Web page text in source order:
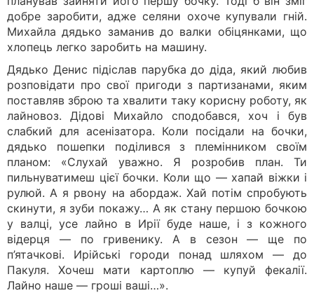
добре заробити, адже селяни охоче купували гній.
Михайла дядько заманив до валки обіцянками, що
хлопець легко заробить на машину.
Дядько Денис підіслав парубка до діда, який любив
розповідати про свої пригоди з партизанами, яким
поставляв зброю та хвалити таку корисну роботу, як
лайновоз. Дідові Михайло сподобався, хоч і був
слабкий для асенізатора. Коли посідали на бочки,
дядько пошепки поділився з племінником своїм
планом: «Слухай уважно. Я розробив план. Ти
пильнуватимеш цієї бочки. Коли що — хапай віжки і
рулюй. А я рвону на абордаж. Хай потім спробують
скинути, я зуби покажу… А як стану першою бочкою
у валці, усе лайно в Ирії буде наше, і з кожного
відерця — по гривенику. А в сезон — ще по
п’ятачкові. Ирійські городи понад шляхом — до
Пакуля. Хочеш мати картоплю — купуй фекалії.
Лайно наше — гроші ваші…».